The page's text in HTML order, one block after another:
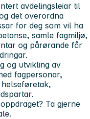
avdelingsleiar til
det overordna
for deg som vil ha
samle fagmiljø,
og pårørande får
og utvikling av
fagpersonar,
Ta gjerne